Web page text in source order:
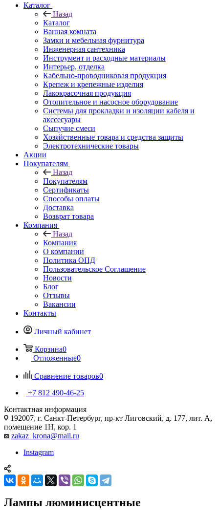
Каталог
Назад
Каталог
Ванная комната
Замки и мебельная фурнитура
Инженерная сантехника
Инструмент и расходные материалы
Интерьер, отделка
Кабельно-проводниковая продукция
Крепеж и крепежные изделия
Лакокрасочная продукция
Отопительное и насосное оборудование
Системы для прокладки и изоляции кабеля и
акссесуары
Сыпучие смеси
Хозяйственные товара и средства защиты
Электротехнические товары
Акции
Покупателям
Назад
Покупателям
Сертификаты
Способы оплаты
Доставка
Возврат товара
Компания
Назад
Компания
О компании
Политика ОПД
Пользовательское Соглашение
Новости
Блог
Отзывы
Вакансии
Контакты
Личный кабинет
Корзина0
Отложенные0
Сравнение товаров0
+7 812 490-46-25
Контактная информация
192007, г. Санкт-Петербург, пр-кт Лиговский, д. 177, лит. А,
помещение 1Н, кор. 1
zakaz_krona@mail.ru
Instagram
Лампы люминисцентные